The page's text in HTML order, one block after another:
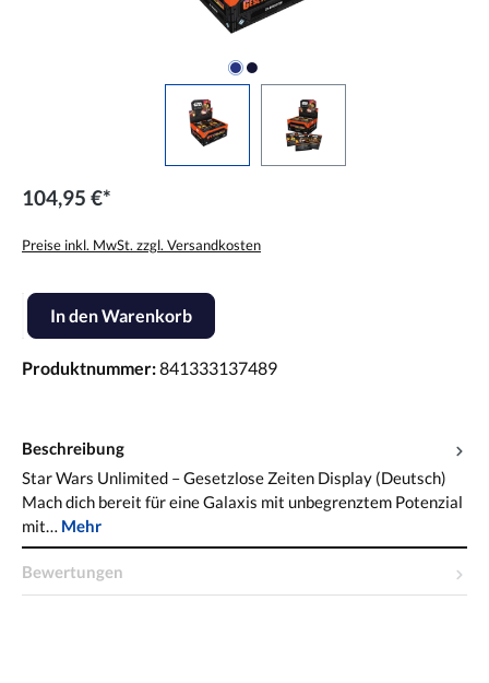
104,95 €*
Preise inkl. MwSt. zzgl. Versandkosten
Produkt Anzahl: Gib den gewünschten Wert ein oder benutze die
In den Warenkorb
Produktnummer:841333137489
Beschreibung
Star Wars Unlimited – Gesetzlose Zeiten Display (Deutsch)
Mach dich bereit für eine Galaxis mit unbegrenztem Potenzial
mit… Mehr
Bewertungen